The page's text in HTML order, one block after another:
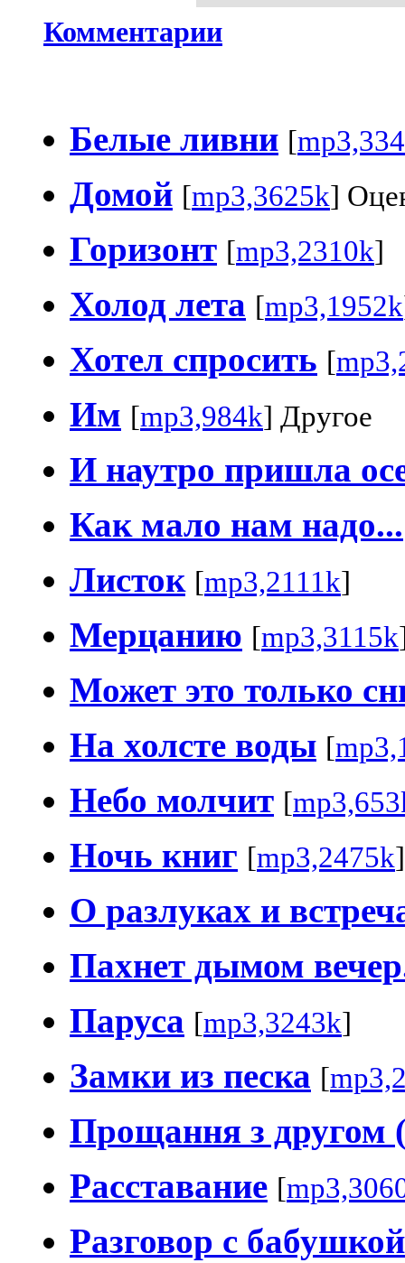
Комментарии
Белые ливни [
Домой [mp3,3625k]
Горизонт [mp3,2310k]
Холод лета [mp3,1952k
Хотел спросить [
Им [mp3,984k] Другое
И наутро пришла
Как мало нам надо...
Листок [mp3,2111k]
Мерцанию [mp3,3115k
Может это только
На холсте воды [
Небо молчит [
Ночь книг [mp3,2475k]
О разлуках и
Пахнет дымом
Паруса [mp3,3243k]
Замки из песка [
Прощання з другом
Расставание [
Разговор с бабушкой